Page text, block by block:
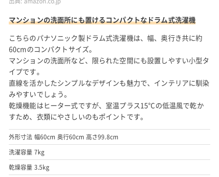
マンションの洗面所にも置けるコンパクトなドラム式洗濯機
こちらのパナソニック製ドラム式洗濯機は、幅、奥行き共に約
60cmのコンパクトサイズ。
マンションの洗面所など、限られた空間にも設置しやすい小型タ
イプです。
直線を活かしたシンプルなデザインも魅力で、インテリアに馴染
みやすいでしょう。
乾燥機能はヒーター式ですが、室温プラス15°Cの低温風で乾か
すため、衣類にやさしいのもポイントです。
外形寸法 幅60cm 奥行60cm 高さ99.8cm
洗濯容量 7kg
乾燥容量 3.5kg